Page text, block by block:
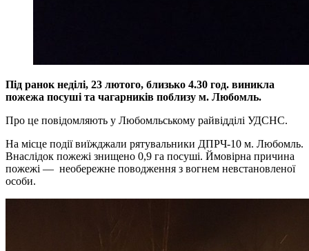
Під ранок неділі, 23 лютого, близько 4.30 год. виникла
пожежа посуші та чагарників поблизу м. Любомль.
Про це повідомляють у Любомльському райвідділі УДСНС.
На місце події виїжджали рятувальники ДПРЧ-10 м. Любомль.
Внаслідок пожежі знищено 0,9 га посуші. Ймовірна причина
пожежі — необережне поводження з вогнем невстановленої
особи.